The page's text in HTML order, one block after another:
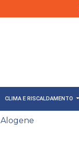
CLIMA E RISCALDAMENTO
Alogene